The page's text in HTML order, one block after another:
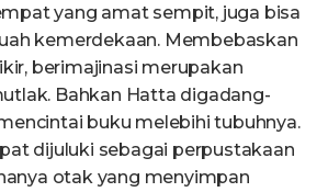
yang amat sempit, juga bisa
kemerdekaan. Membebaskan
berimajinasi merupakan
Bahkan Hatta digadang-
buku melebihi tubuhnya.
dijuluki sebagai perpustakaan
otak yang menyimpan